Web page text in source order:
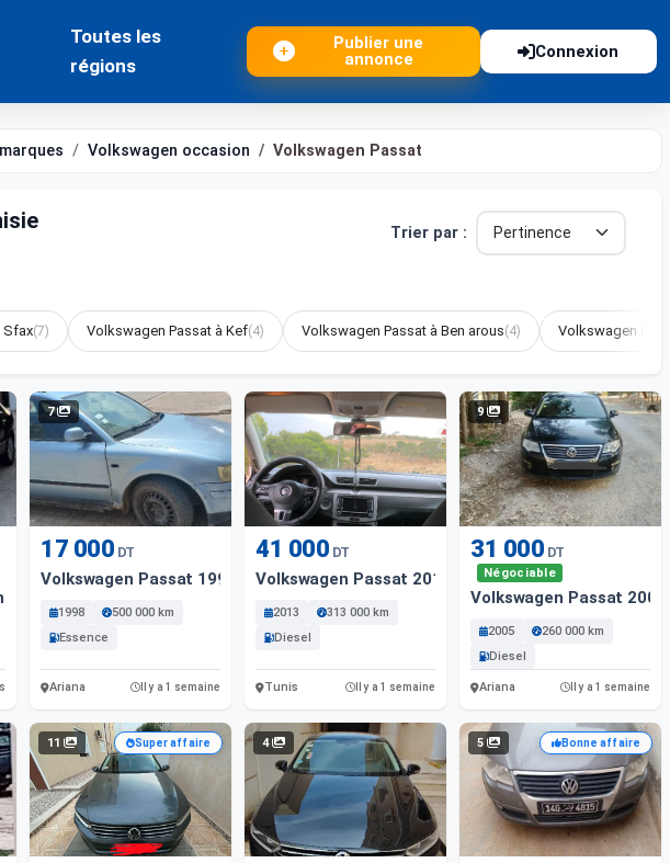
Toutes les
régions
Publier une
annonce
Connexion
Volkswagen occasion Volkswagen Passat
Trier par :
Sfax(7) Volkswagen Passat à Kef(4) Volkswagen Passat à Ben arous(4) Volkswagen
6 Tdi 5Cv
7
17 000 DT
Volkswagen Passat 1998 Essence
1998
500 000 km
Essence
Ariana Il y a 1 semaine
41 000 DT
Volkswagen Passat 2013 Diesel
2013
313 000 km
Diesel
Tunis Il y a 1 semaine
9
31 000 DT
Négociable
Volkswagen Passat 2005
2005
260 000 km
Diesel
Ariana Il y a 1 semaine
11 Super affaire 4 5 Bonne affaire